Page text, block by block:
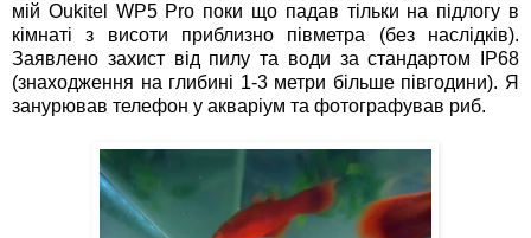
мій Oukitel WP5 Pro поки що падав тільки на підлогу в
кімнаті з висоти приблизно півметра (без наслідків).
Заявлено захист від пилу та води за стандартом IP68
(знаходження на глибині 1-3 метри більше півгодини). Я
занурював телефон у акваріум та фотографував риб.